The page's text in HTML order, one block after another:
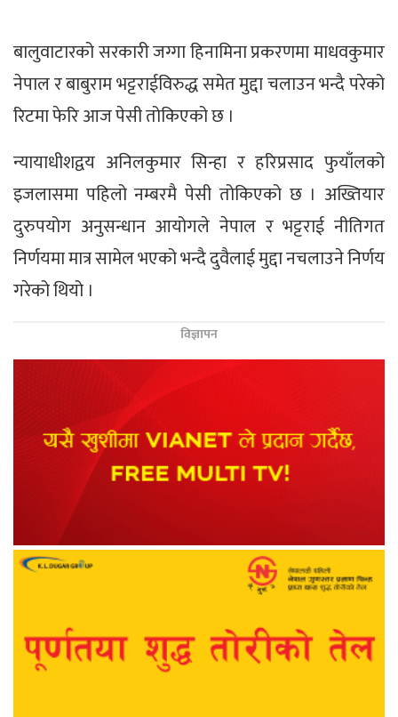
बालुवाटारको सरकारी जग्गा हिनामिना प्रकरणमा माधवकुमार
नेपाल र बाबुराम भट्टराईविरुद्ध समेत मुद्दा चलाउन भन्दै परेको
रिटमा फेरि आज पेसी तोकिएको छ ।
न्यायाधीशद्वय अनिलकुमार सिन्हा र हरिप्रसाद फुयाँलको
इजलासमा पहिलो नम्बरमै पेसी तोकिएको छ । अख्तियार
दुरुपयोग अनुसन्धान आयोगले नेपाल र भट्टराई नीतिगत
निर्णयमा मात्र सामेल भएको भन्दै दुवैलाई मुद्दा नचलाउने निर्णय
गरेको थियो ।
विज्ञापन